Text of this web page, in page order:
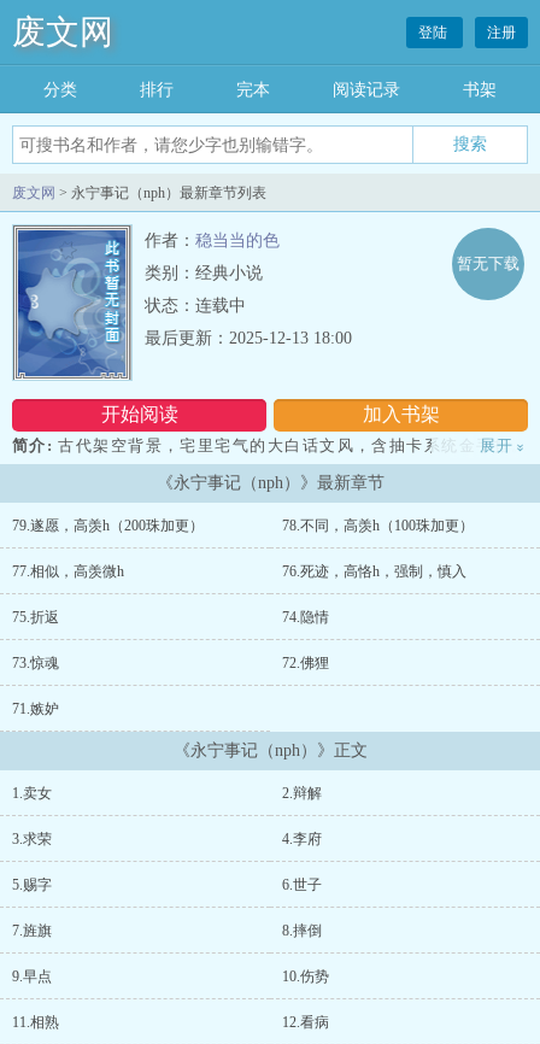
废文网 登陆 注册
分类 排行 完本 阅读记录 书架
废文网 > 永宁事记（nph）最新章节列表
作者： 稳当当的色
类别：经典小说
状态：连载中
开始阅读 加入书架
暂无下载
最后更新：2025-12-13 18:00
简介: 古代架空背景，宅里宅气的大白话文风，含抽卡系统金手指。
【注意??：BG向，NP，男主们全处高洁，有男主口女主，无女口
男，无后门。h含有女主哺ru，颜喷男主，兄弟盖饭双龙等恶俗xing癖
大爆发。】剧情与rou六四开，在结束新手期前仅有微h，幽州为新手
年），为方便剧情，女主发育情况为年龄+3岁，即15岁（实际发育为
18岁），有此相关剧情。纯玛丽苏爽文，万人迷（指不分男女通通倾
倒）且美貌属xing拉满。一款十分娇气但机敏型女主，拒绝吃苦受虐
雌竞。? ??陆贞柔觉得自己的名字很好听，毕竟女人找情人，一定要
找贞洁温柔的男人，但对于自己，那就没有贞洁柔顺的必要，毕竟按
她家老话来说，陆即莫，女人莫贞柔。? ? 秉持着这条对人不对己的准
则，生活过得十分舒服惬意，然而好景不长，眼睛一睁一闭，她竟来
到封建落后的古代，眼下还要被烹成羹汤？！? ? 永宁五年冬，距离北
羌南下已经过去半个月。? ? 短短半个月内，幽州迅速陷落，驻守边疆
的将军战死，监军仓皇逃窜，并州、凉州、雍州三地防线岌岌可危，
勇之军收复幽州的消息传来，带着家眷奔赴幽州的云麾将军府上人手
还未摸清楚这是个什么朝代，便被一家农户带到牙婆前，又被李府的
人看上当丫鬟，从此，她命值五两银子。?幸好外挂及时上线——
【“只求荣华富贵，不求一丝真情，《求荣》抽卡系统已经上线！”】
【“当前知名度：不名一文。”“玩家天赋：无”“请玩家通过各种行为提
高知名度，努力赚取抽卡次数，尽早达成：举世闻名，世人皆
惊！”“新手期每月赠送1抽，至十五岁结束新手期（当前年龄为六岁
整）。”“当前可抽奖次数：1。”】这样开局……好像也不赖？...
展开 »
《永宁事记（nph）》最新章节
79.遂愿，高羡h（200珠加更） 78.不同，高羡h（100珠加更）
77.相似，高羡微h 76.死迹，高恪h，强制，慎入
75.折返 74.隐情
73.惊魂 72.佛狸
71.嫉妒
《永宁事记（nph）》正文
1.卖女 2.辩解
3.求荣 4.李府
5.赐字 6.世子
7.旌旗 8.摔倒
9.早点 10.伤势
11.相熟 12.看病